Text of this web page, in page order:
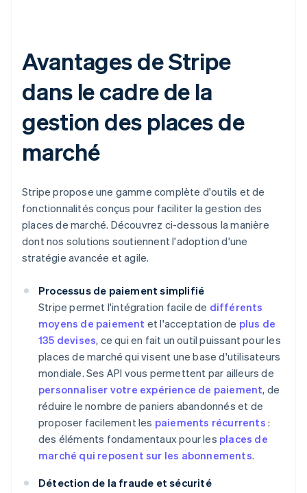
Avantages de Stripe
dans le cadre de la
gestion des places de
marché
Stripe propose une gamme complète d'outils et de
fonctionnalités conçus pour faciliter la gestion des
places de marché. Découvrez ci-dessous la manière
dont nos solutions soutiennent l'adoption d'une
stratégie avancée et agile.
Processus de paiement simplifié
Stripe permet l'intégration facile de différents
moyens de paiement et l'acceptation de plus de
135 devises, ce qui en fait un outil puissant pour les
places de marché qui visent une base d'utilisateurs
mondiale. Ses API vous permettent par ailleurs de
personnaliser votre expérience de paiement, de
réduire le nombre de paniers abandonnés et de
proposer facilement les paiements récurrents :
des éléments fondamentaux pour les places de
marché qui reposent sur les abonnements.
Détection de la fraude et sécurité